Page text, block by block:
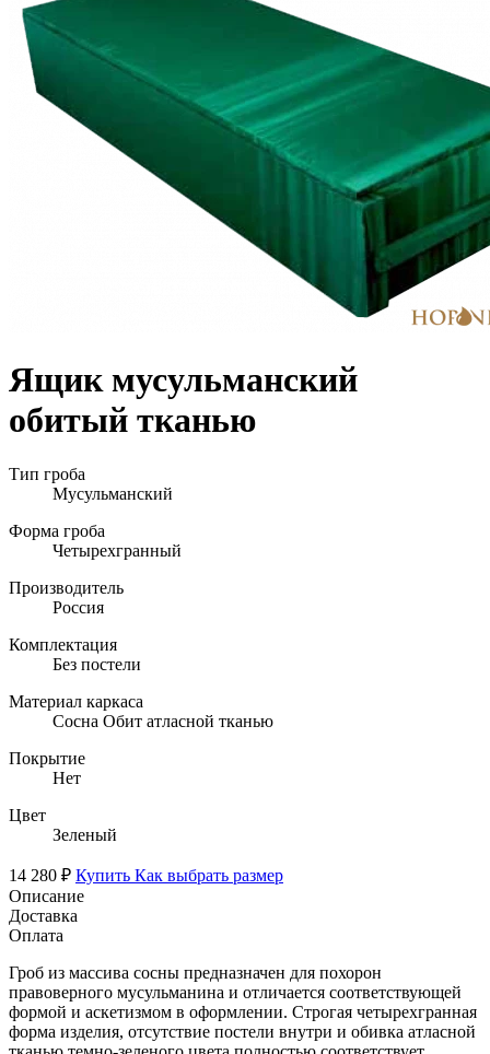
Ящик мусульманский
обитый тканью
Тип гроба
Мусульманский
Форма гроба
Четырехгранный
Производитель
Россия
Комплектация
Без постели
Материал каркаса
Сосна Обит атласной тканью
Покрытие
Нет
Цвет
Зеленый
14 280 ₽ Купить Как выбрать размер
Описание
Доставка
Оплата
Гроб из массива сосны предназначен для похорон
правоверного мусульманина и отличается соответствующей
формой и аскетизмом в оформлении. Строгая четырехгранная
форма изделия, отсутствие постели внутри и обивка атласной